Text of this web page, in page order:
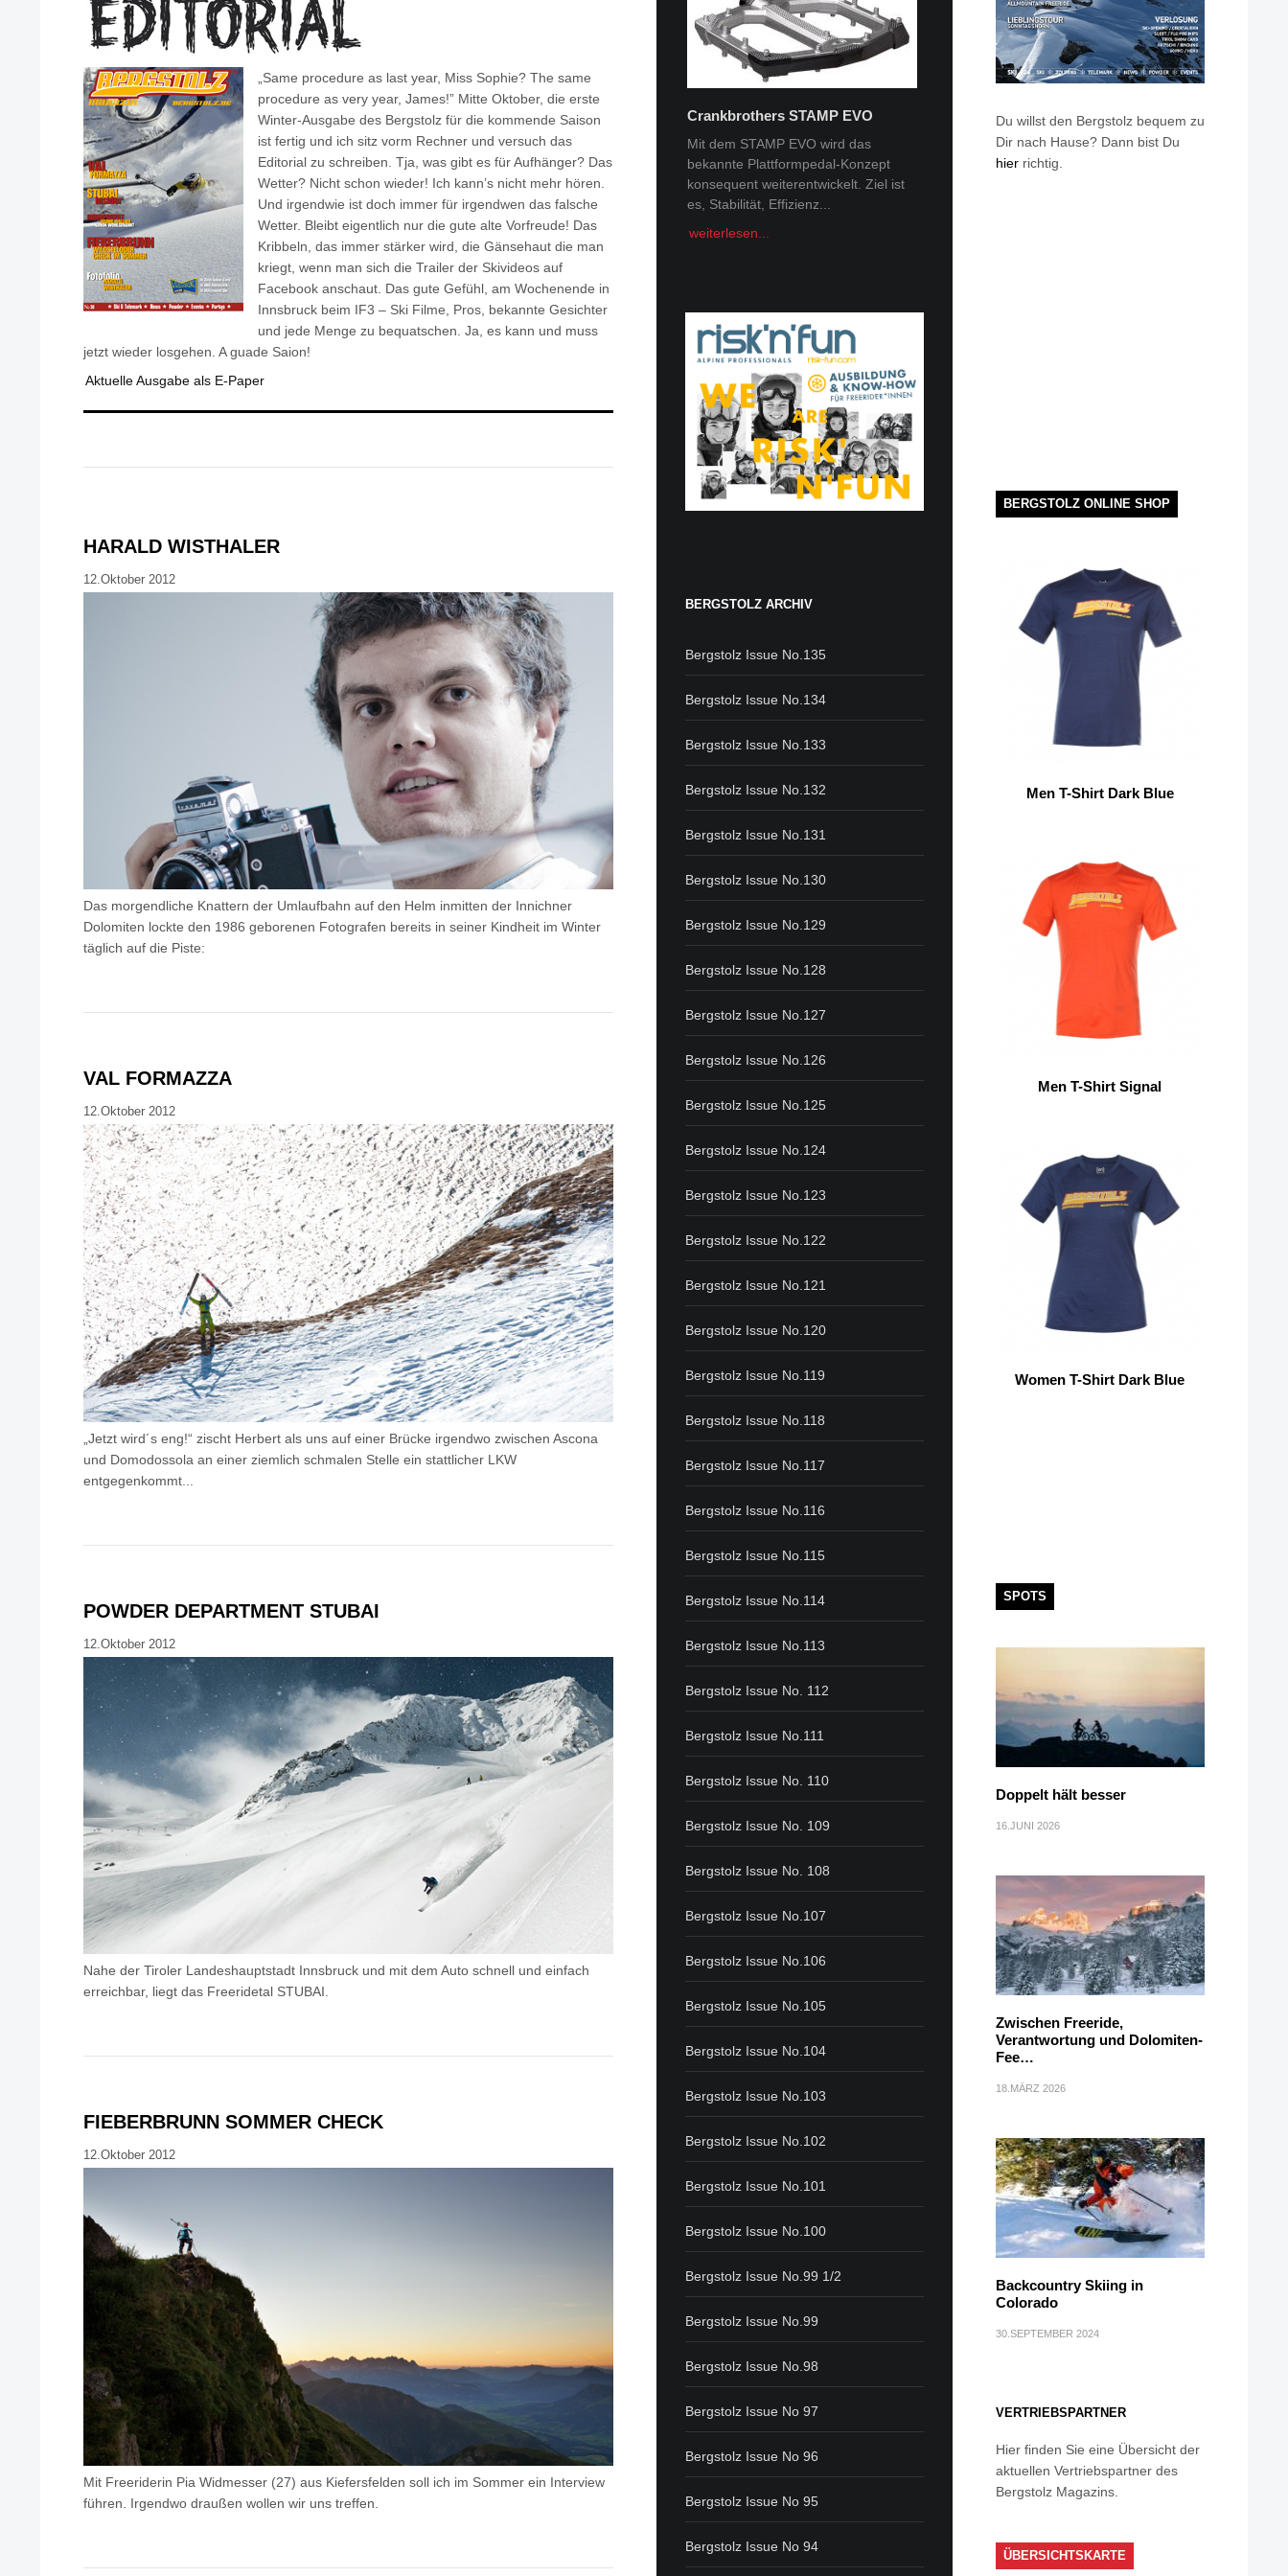
„Same procedure as last year, Miss Sophie? The same
procedure as very year, James!” Mitte Oktober, die erste
Winter-Ausgabe des Bergstolz für die kommende Saison
ist fertig und ich sitz vorm Rechner und versuch das
Editorial zu schreiben. Tja, was gibt es für Aufhänger? Das
Wetter? Nicht schon wieder! Ich kann’s nicht mehr hören.
Und irgendwie ist doch immer für irgendwen das falsche
Wetter. Bleibt eigentlich nur die gute alte Vorfreude! Das
Kribbeln, das immer stärker wird, die Gänsehaut die man
kriegt, wenn man sich die Trailer der Skivideos auf
Facebook anschaut. Das gute Gefühl, am Wochenende in
Innsbruck beim IF3 – Ski Filme, Pros, bekannte Gesichter
und jede Menge zu bequatschen. Ja, es kann und muss
jetzt wieder losgehen. A guade Saion!
Aktuelle Ausgabe als E-Paper
HARALD WISTHALER
12.Oktober 2012
Das morgendliche Knattern der Umlaufbahn auf den Helm inmitten der Innichner
Dolomiten lockte den 1986 geborenen Fotografen bereits in seiner Kindheit im Winter
täglich auf die Piste:
VAL FORMAZZA
12.Oktober 2012
„Jetzt wird´s eng!“ zischt Herbert als uns auf einer Brücke irgendwo zwischen Ascona
und Domodossola an einer ziemlich schmalen Stelle ein stattlicher LKW
entgegenkommt...
POWDER DEPARTMENT STUBAI
12.Oktober 2012
Nahe der Tiroler Landeshauptstadt Innsbruck und mit dem Auto schnell und einfach
erreichbar, liegt das Freeridetal STUBAI.
FIEBERBRUNN SOMMER CHECK
12.Oktober 2012
Mit Freeriderin Pia Widmesser (27) aus Kiefersfelden soll ich im Sommer ein Interview
führen. Irgendwo draußen wollen wir uns treffen.
Crankbrothers STAMP EVO
Mit dem STAMP EVO wird das
bekannte Plattformpedal-Konzept
konsequent weiterentwickelt. Ziel ist
es, Stabilität, Effizienz...
weiterlesen...
Tobi Tritscher x Van Deer
Im Schnee Zuhause Name: Tobi
Trischer Alter: 31Homespot:
Schladming, AustriaSponsoren: Van
BERGSTOLZ ARCHIV
Bergstolz Issue No.135
Bergstolz Issue No.134
Bergstolz Issue No.133
Bergstolz Issue No.132
Bergstolz Issue No.131
Bergstolz Issue No.130
Bergstolz Issue No.129
Bergstolz Issue No.128
Bergstolz Issue No.127
Bergstolz Issue No.126
Bergstolz Issue No.125
Bergstolz Issue No.124
Bergstolz Issue No.123
Bergstolz Issue No.122
Bergstolz Issue No.121
Bergstolz Issue No.120
Bergstolz Issue No.119
Bergstolz Issue No.118
Bergstolz Issue No.117
Bergstolz Issue No.116
Bergstolz Issue No.115
Bergstolz Issue No.114
Bergstolz Issue No.113
Bergstolz Issue No. 112
Bergstolz Issue No.111
Bergstolz Issue No. 110
Bergstolz Issue No. 109
Bergstolz Issue No. 108
Bergstolz Issue No.107
Bergstolz Issue No.106
Bergstolz Issue No.105
Bergstolz Issue No.104
Bergstolz Issue No.103
Bergstolz Issue No.102
Bergstolz Issue No.101
Bergstolz Issue No.100
Bergstolz Issue No.99 1/2
Bergstolz Issue No.99
Bergstolz Issue No.98
Bergstolz Issue No 97
Bergstolz Issue No 96
Bergstolz Issue No 95
Bergstolz Issue No 94
Du willst den Bergstolz bequem zu
Dir nach Hause? Dann bist Du
hierrichtig.
BERGSTOLZ ONLINE SHOP
Men T-Shirt Dark Blue
Men T-Shirt Signal
Women T-Shirt Dark Blue
SPOTS
Doppelt hält besser
16.JUNI 2026
Zwischen Freeride,
Verantwortung und Dolomiten-
Fee…
18.MÄRZ 2026
Backcountry Skiing in
Colorado
30.SEPTEMBER 2024
VERTRIEBSPARTNER
Hier finden Sie eine Übersicht der
aktuellen Vertriebspartner des
Bergstolz Magazins.
ÜBERSICHTSKARTE